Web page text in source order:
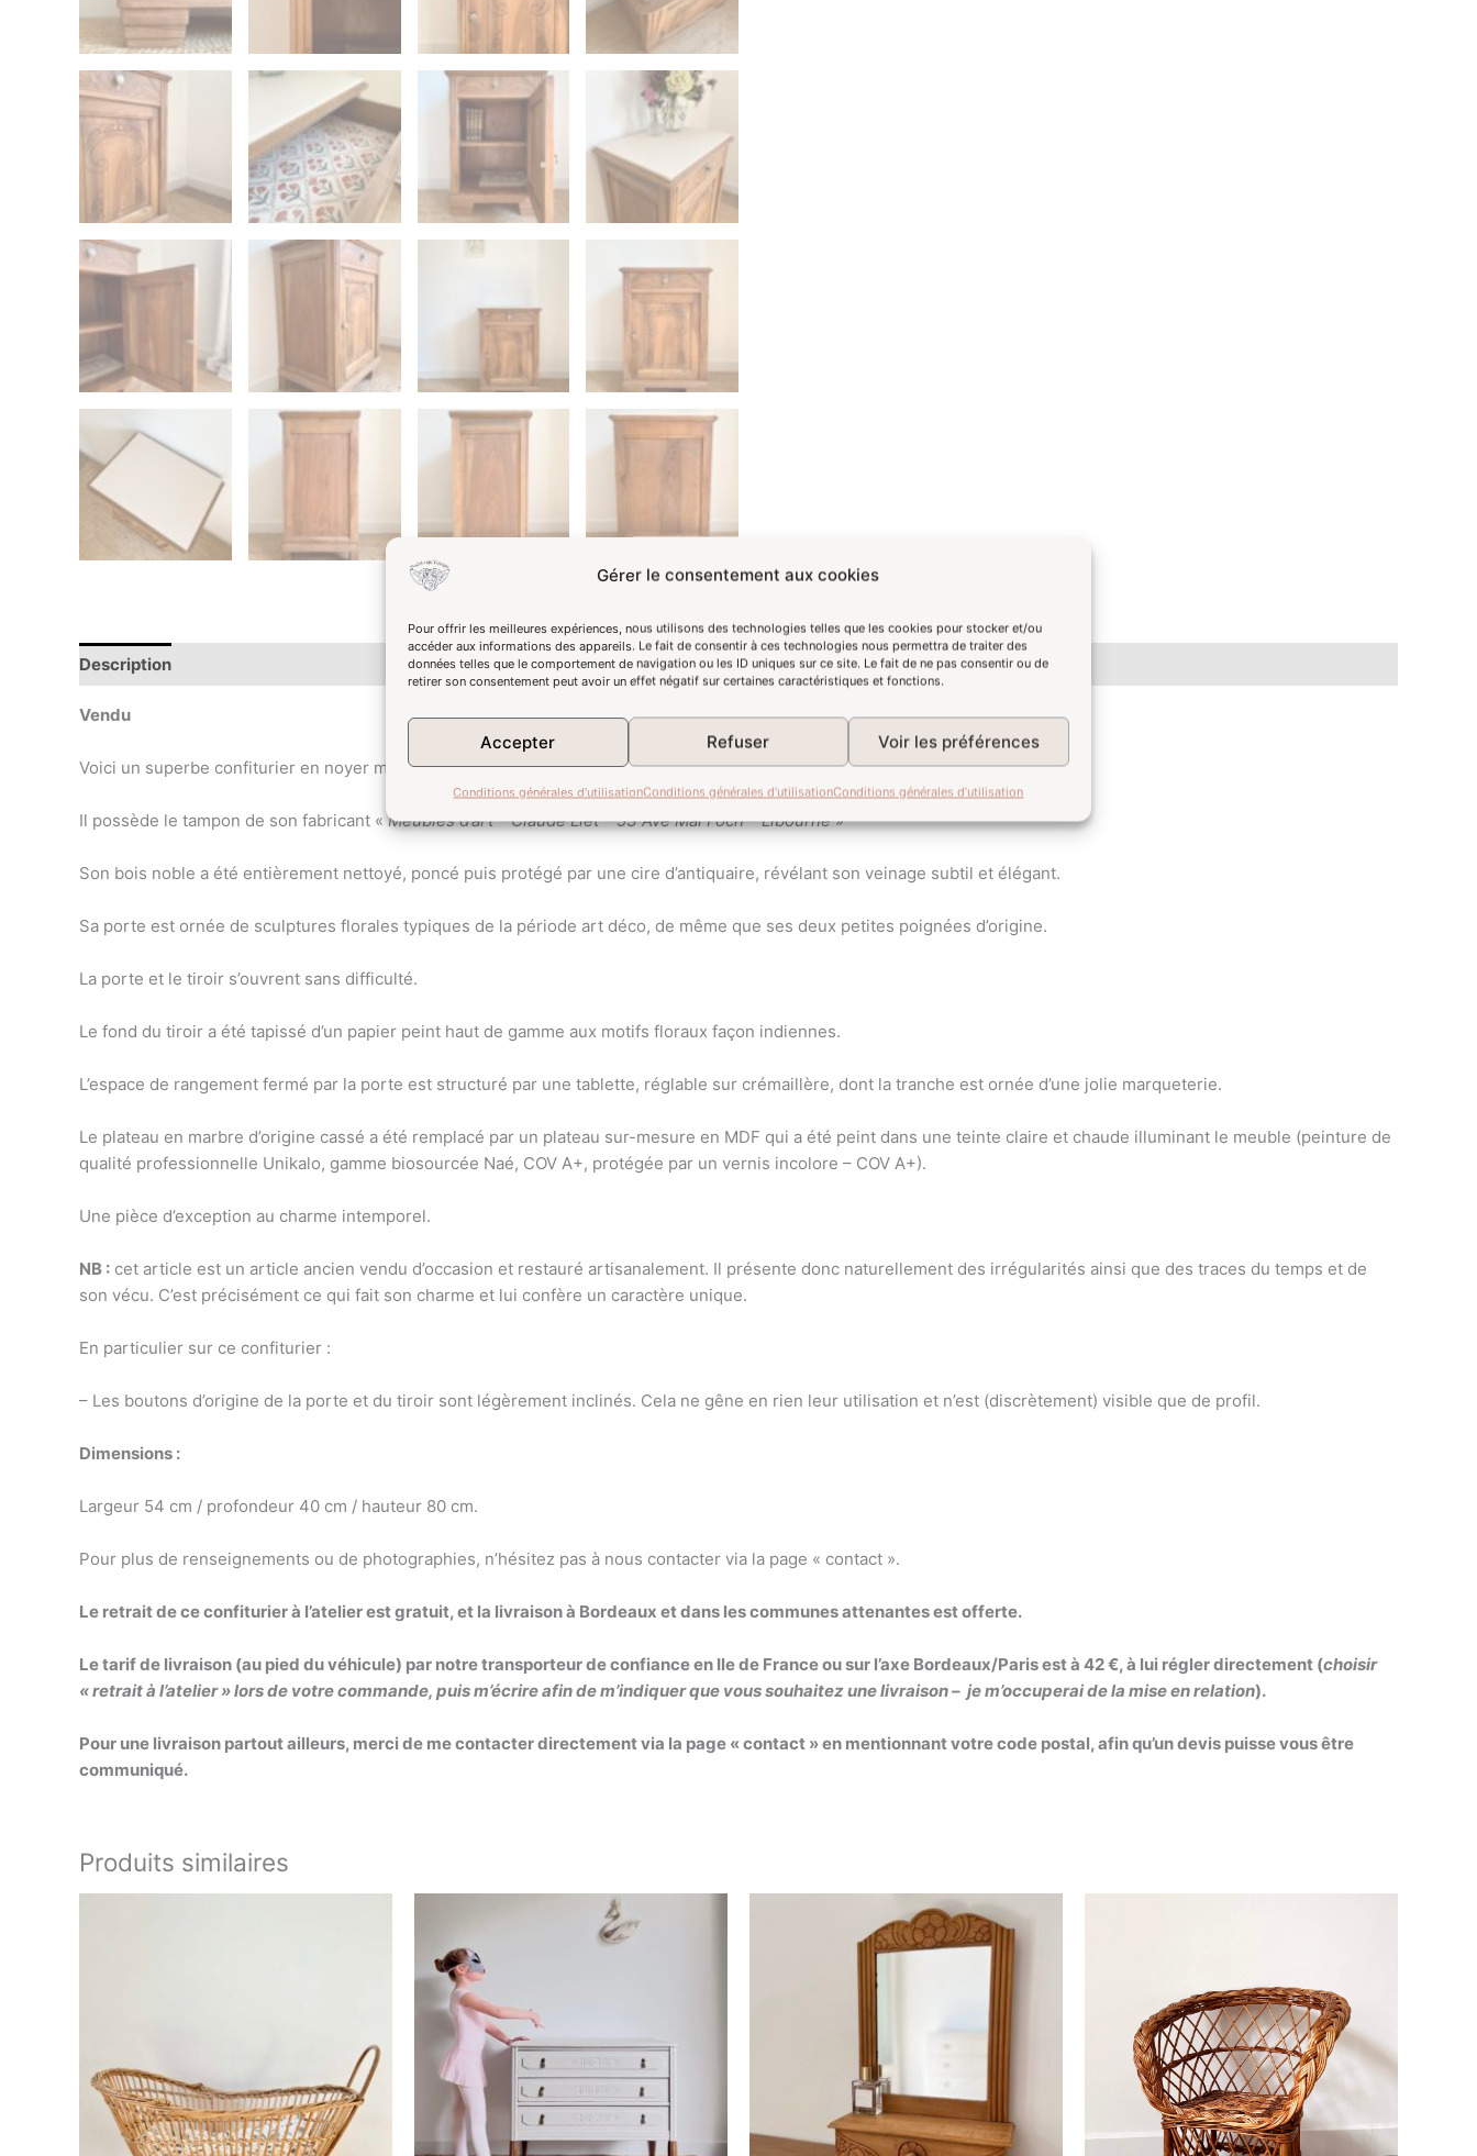
Gérer le consentement aux cookies
Pour offrir les meilleures expériences, nous utilisons des technologies telles que les cookies pour stocker et/ou
accéder aux informations des appareils. Le fait de consentir à ces technologies nous permettra de traiter des
données telles que le comportement de navigation ou les ID uniques sur ce site. Le fait de ne pas consentir ou de
retirer son consentement peut avoir un effet négatif sur certaines caractéristiques et fonctions.
Accepter Refuser Voir les préférences
Conditions générales d’utilisationConditions générales d’utilisationConditions générales d’utilisation
Description
Vendu
Voici un superbe confiturier en noyer massif et ronce de noyer.
Il possède le tampon de son fabricant «Meubles d’art – Claude Liet – 53 Ave Mal Foch – Libourne»
Son bois noble a été entièrement nettoyé, poncé puis protégé par une cire d’antiquaire, révélant son veinage subtil et élégant.
Sa porte est ornée de sculptures florales typiques de la période art déco, de même que ses deux petites poignées d’origine.
La porte et le tiroir s’ouvrent sans difficulté.
Le fond du tiroir a été tapissé d’un papier peint haut de gamme aux motifs floraux façon indiennes.
L’espace de rangement fermé par la porte est structuré par une tablette, réglable sur crémaillère, dont la tranche est ornée d’une jolie marqueterie.
Le plateau en marbre d’origine cassé a été remplacé par un plateau sur-mesure en MDF qui a été peint dans une teinte claire et chaude illuminant le meuble (peinture de
qualité professionnelle Unikalo, gamme biosourcée Naé, COV A+, protégée par un vernis incolore – COV A+).
Une pièce d’exception au charme intemporel.
NB : cet article est un article ancien vendu d’occasion et restauré artisanalement. Il présente donc naturellement des irrégularités ainsi que des traces du temps et de
son vécu. C’est précisément ce qui fait son charme et lui confère un caractère unique.
En particulier sur ce confiturier :
– Les boutons d’origine de la porte et du tiroir sont légèrement inclinés. Cela ne gêne en rien leur utilisation et n’est (discrètement) visible que de profil.
Dimensions :
Largeur 54 cm / profondeur 40 cm / hauteur 80 cm.
Pour plus de renseignements ou de photographies, n’hésitez pas à nous contacter via la page « contact ».
Le retrait de ce confiturier à l’atelier est gratuit, et la livraison à Bordeaux et dans les communes attenantes est offerte.
Le tarif de livraison (au pied du véhicule) par notre transporteur de confiance en Ile de France ou sur l’axe Bordeaux/Paris est à 42 €, à lui régler directement (choisir
« retrait à l’atelier » lors de votre commande, puis m’écrire afin de m’indiquer que vous souhaitez une livraison – je m’occuperai de la mise en relation).
Pour une livraison partout ailleurs, merci de me contacter directement via la page « contact » en mentionnant votre code postal, afin qu’un devis puisse vous être
communiqué.
Produits similaires